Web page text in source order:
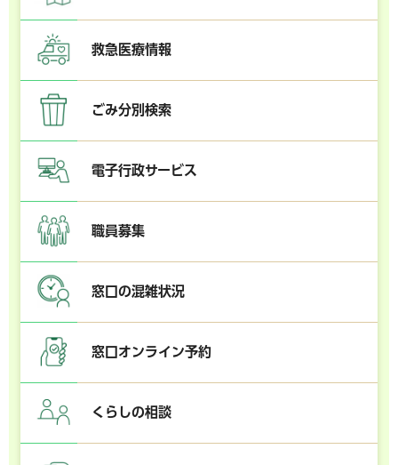
救急医療情報
ごみ分別検索
電子行政サービス
職員募集
窓口の混雑状況
窓口オンライン予約
くらしの相談